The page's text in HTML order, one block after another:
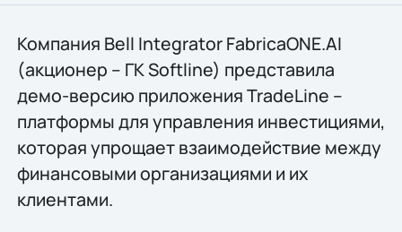
Компания Bell Integrator FabricaONE.AI
(акционер – ГК Softline) представила
демо-версию приложения TradeLine –
платформы для управления инвестициями,
которая упрощает взаимодействие между
финансовыми организациями и их
клиентами.